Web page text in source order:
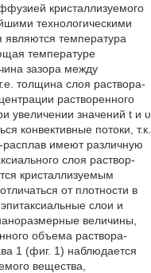
кристаллизуемого
технологическими
температура
температуре
зазора между
толщина слоя раствора-
растворенного
увеличении значений t и υ
конвективные потоки, т.к.
имеют различную
слоя раствор-
кристаллизуемым
от плотности в
слои и
величины,
объема раствора-
1 (фиг. 1) наблюдается
вещества,